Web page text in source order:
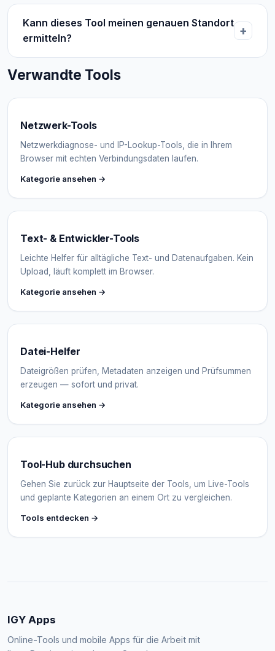
Kann dieses Tool meinen genauen Standort
ermitteln?
Verwandte Tools
Netzwerk-Tools
Netzwerkdiagnose- und IP-Lookup-Tools, die in Ihrem
Browser mit echten Verbindungsdaten laufen.
Kategorie ansehen →
Text- & Entwickler-Tools
Leichte Helfer für alltägliche Text- und Datenaufgaben. Kein
Upload, läuft komplett im Browser.
Kategorie ansehen →
Datei-Helfer
Dateigrößen prüfen, Metadaten anzeigen und Prüfsummen
erzeugen — sofort und privat.
Kategorie ansehen →
Tool-Hub durchsuchen
Gehen Sie zurück zur Hauptseite der Tools, um Live-Tools
und geplante Kategorien an einem Ort zu vergleichen.
Tools entdecken →
IGY Apps
Online-Tools und mobile Apps für die Arbeit mit